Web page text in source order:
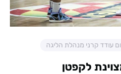
עודד קרני מנהלת הליגה
לקפטן